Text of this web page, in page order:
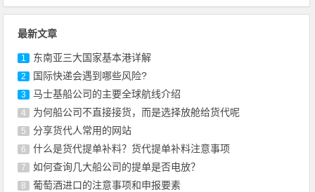
最新文章
1 东南亚三大国家基本港详解
2 国际快递会遇到哪些风险?
3 马士基船公司的主要全球航线介绍
4 为何船公司不直接接货，而是选择放舱给货代呢
5 ​分享货代人常用的网站
6 什么是货代提单补料？货代提单补料注意事项
7 如何查询几大船公司的提单是否电放？
8 葡萄酒进口的注意事项和申报要素